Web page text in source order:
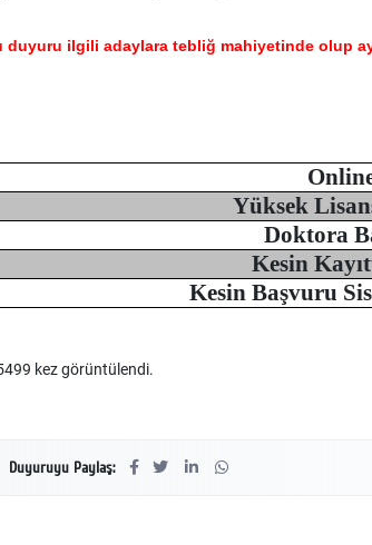
duyuru ilgili adaylara tebliğ mahiyetinde olup
Yüksek
Doktora
Kesin
Kesin Başvuru
kez görüntülendi.
Duyuruyu Paylaş: